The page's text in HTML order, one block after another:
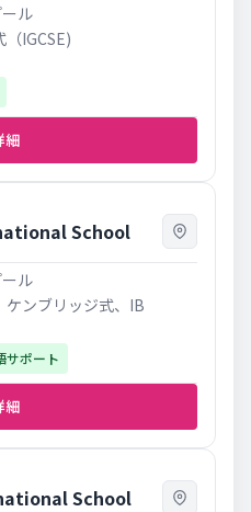
ル
IGCSE)
細
School
ル
ケンブリッジ式、IB
サポート
細
School